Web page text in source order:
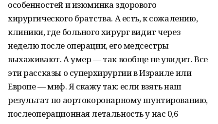
особенностей и изюминка здорового
хирургического братства. А есть, к сожалению,
клиники, где больного хирург видит через
неделю после операции, его медсестры
выхаживают. А умер — так вообще не увидит. Все
эти рассказы о суперхирургии в Израиле или
Европе — миф. Я скажу так: если взять наш
результат по аортокоронарному шунтированию,
послеоперационная летальность у нас 0,6